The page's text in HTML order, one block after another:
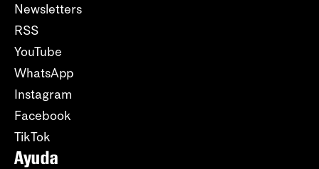
Newsletters
RSS
YouTube
WhatsApp
Instagram
Facebook
TikTok
Ayuda